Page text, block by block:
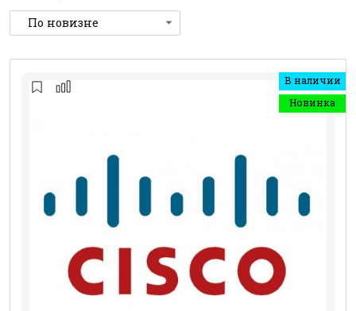
В наличии
Новинка